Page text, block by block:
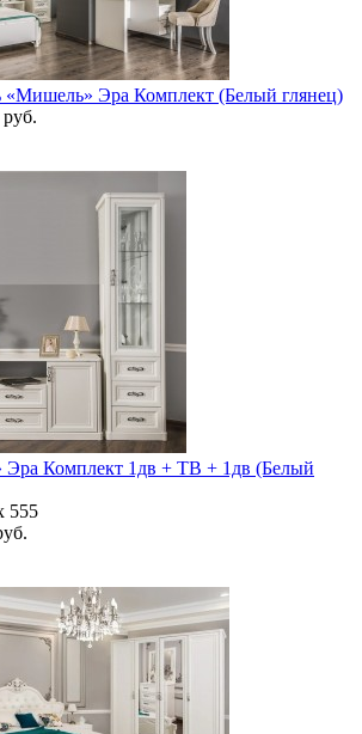
«Мишель» Эра Комплект (Белый глянец)
Эра Комплект 1дв + ТВ + 1дв (Белый
555